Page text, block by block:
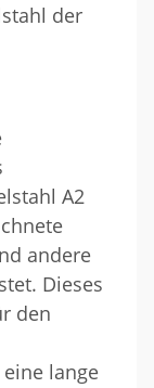
der
A2
andere
Dieses
den
lange